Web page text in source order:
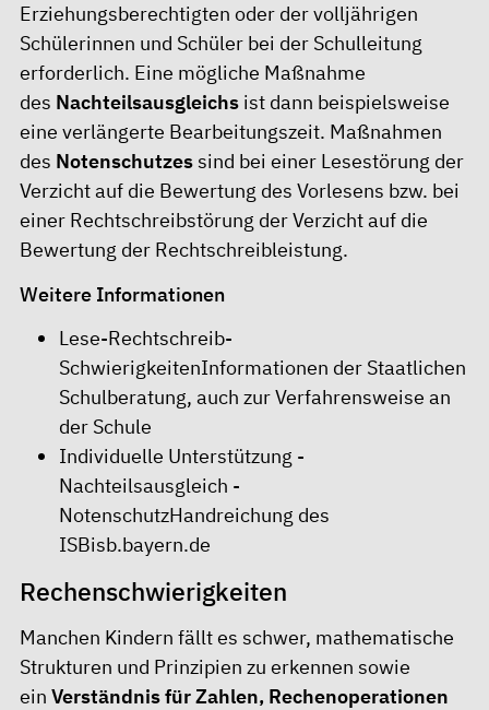
Erziehungsberechtigten oder der volljährigen
Schülerinnen und Schüler bei der Schulleitung
erforderlich. Eine mögliche Maßnahme
des Nachteilsausgleichs ist dann beispielsweise
eine verlängerte Bearbeitungszeit. Maßnahmen
des Notenschutzessind bei einer Lesestörung der
Verzicht auf die Bewertung des Vorlesens bzw. bei
einer Rechtschreibstörung der Verzicht auf die
Bewertung der Rechtschreibleistung.
Weitere Informationen
Lese-Rechtschreib-
SchwierigkeitenInformationen der Staatlichen
Schulberatung, auch zur Verfahrensweise an
der Schule
Individuelle Unterstützung -
Nachteilsausgleich -
NotenschutzHandreichung des
ISBisb.bayern.de
Rechenschwierigkeiten
Manchen Kindern fällt es schwer, mathematische
Strukturen und Prinzipien zu erkennen sowie
ein Verständnis für Zahlen, Rechenoperationen